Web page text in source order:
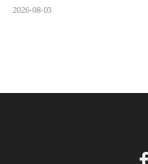
2026-08-03